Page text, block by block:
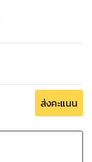
ส่งคะแนน